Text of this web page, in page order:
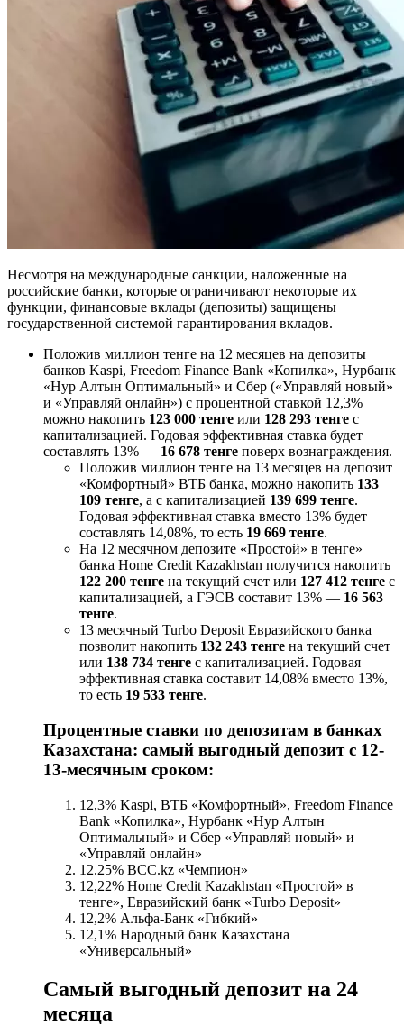
Несмотря на международные санкции, наложенные на
российские банки, которые ограничивают некоторые их
функции, финансовые вклады (депозиты) защищены
государственной системой гарантирования вкладов.
Положив миллион тенге на 12 месяцев на депозиты
банков Kaspi, Freedom Finance Bank «Копилка», Нурбанк
«Нур Алтын Оптимальный» и Сбер («Управляй новый»
и «Управляй онлайн») с процентной ставкой 12,3%
можно накопить 123 000 тенге или 128 293 тенге с
капитализацией. Годовая эффективная ставка будет
составлять 13% — 16 678 тенге поверх вознаграждения.
Положив миллион тенге на 13 месяцев на депозит
«Комфортный» ВТБ банка, можно накопить 133
109 тенге, а с капитализацией 139 699 тенге.
Годовая эффективная ставка вместо 13% будет
составлять 14,08%, то есть 19 669 тенге.
На 12 месячном депозите «Простой» в тенге»
банка Home Credit Kazakhstan получится накопить
122 200 тенге на текущий счет или 127 412 тенге с
капитализацией, а ГЭСВ составит 13% — 16 563
тенге.
13 месячный Turbo Deposit Евразийского банка
позволит накопить 132 243 тенге на текущий счет
или 138 734 тенге с капитализацией. Годовая
эффективная ставка составит 14,08% вместо 13%,
то есть 19 533 тенге.
Процентные ставки по депозитам в банках
Казахстана: самый выгодный депозит с 12-
13-месячным сроком:
12,3% Kaspi, ВТБ «Комфортный», Freedom Finance
Bank «Копилка», Нурбанк «Нур Алтын
Оптимальный» и Сбер «Управляй новый» и
«Управляй онлайн»
12.25% BCC.kz «Чемпион»
12,22% Home Credit Kazakhstan «Простой» в
тенге», Евразийский банк «Turbo Deposit»
12,2% Альфа-Банк «Гибкий»
12,1% Народный банк Казахстана
«Универсальный»
Самый выгодный депозит на 24
месяца